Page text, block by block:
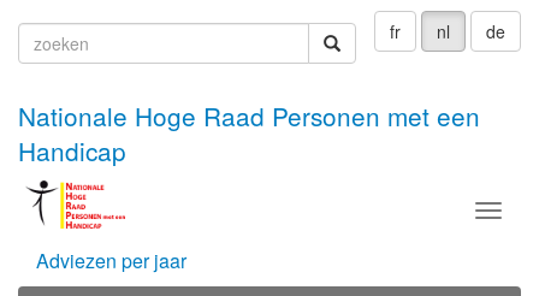
fr nl de
zoeken
Nationale Hoge Raad Personen met een
Handicap
Menu
Adviezen per jaar